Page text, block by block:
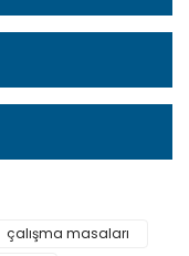
çalışma masaları